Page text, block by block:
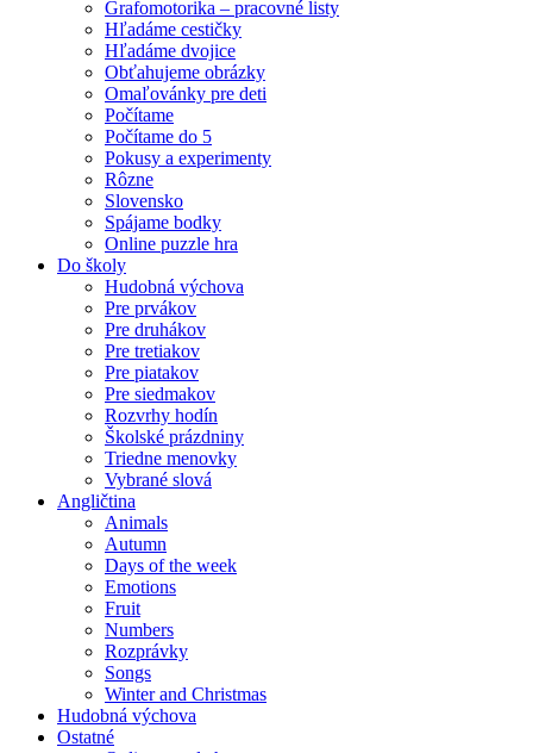
Grafomotorika – pracovné listy
Hľadáme cestičky
Hľadáme dvojice
Obťahujeme obrázky
Omaľovánky pre deti
Počítame
Počítame do 5
Pokusy a experimenty
Rôzne
Slovensko
Spájame bodky
Online puzzle hra
Do školy
Hudobná výchova
Pre prvákov
Pre druhákov
Pre tretiakov
Pre piatakov
Pre siedmakov
Rozvrhy hodín
Školské prázdniny
Triedne menovky
Vybrané slová
Angličtina
Animals
Autumn
Days of the week
Emotions
Fruit
Numbers
Rozprávky
Songs
Winter and Christmas
Hudobná výchova
Ostatné